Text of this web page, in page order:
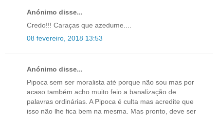
Anónimo disse...
Credo!!! Caraças que azedume....
08 fevereiro, 2018 13:53
Anónimo disse...
Pipoca sem ser moralista até porque não sou mas por
acaso também acho muito feio a banalização de
palavras ordinárias. A Pipoca é culta mas acredite que
isso não lhe fica bem na mesma. Mas pronto, deve ser